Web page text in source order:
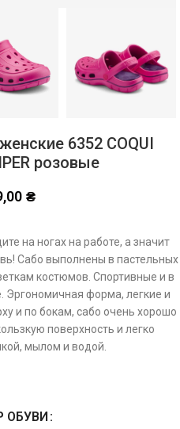
6352 COQUI
розовые
₴
на ногах на работе, а значит
Сабо выполнены в пастельных
костюмов. Спортивные и в
Эргономичная форма, легкие и
и по бокам, сабо очень хорошо
поверхность и легко
мылом и водой.
ОБУВИ
Alternative: